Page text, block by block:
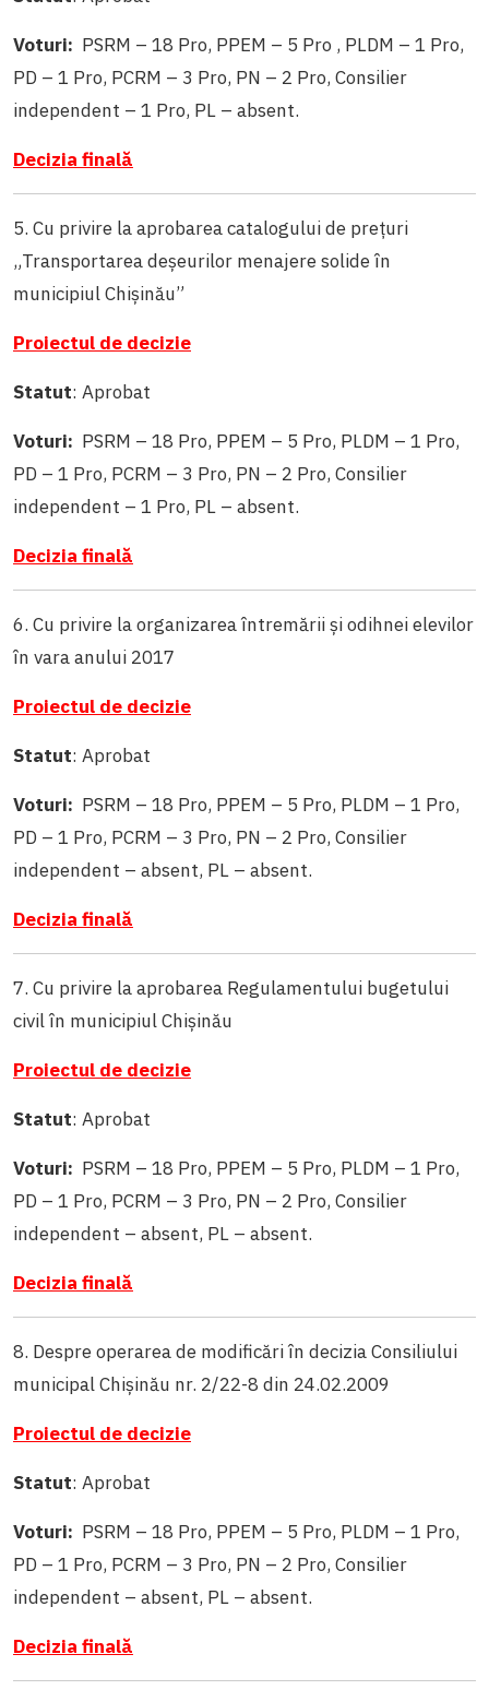
Voturi: PSRM – 18 Pro, PPEM – 5 Pro , PLDM – 1 Pro,
PD – 1 Pro, PCRM – 3 Pro, PN – 2 Pro, Consilier
independent – 1 Pro, PL – absent.
Decizia finală
5. Cu privire la aprobarea catalogului de prețuri
„Transportarea deșeurilor menajere solide în
municipiul Chișinău”
Proiectul de decizie
Statut: Aprobat
Voturi: PSRM – 18 Pro, PPEM – 5 Pro, PLDM – 1 Pro,
PD – 1 Pro, PCRM – 3 Pro, PN – 2 Pro, Consilier
independent – 1 Pro, PL – absent.
Decizia finală
6. Cu privire la organizarea întremării și odihnei elevilor
în vara anului 2017
Proiectul de decizie
Statut: Aprobat
Voturi: PSRM – 18 Pro, PPEM – 5 Pro, PLDM – 1 Pro,
PD – 1 Pro, PCRM – 3 Pro, PN – 2 Pro, Consilier
independent – absent, PL – absent.
Decizia finală
7. Cu privire la aprobarea Regulamentului bugetului
civil în municipiul Chișinău
Proiectul de decizie
Statut: Aprobat
Voturi: PSRM – 18 Pro, PPEM – 5 Pro, PLDM – 1 Pro,
PD – 1 Pro, PCRM – 3 Pro, PN – 2 Pro, Consilier
independent – absent, PL – absent.
Decizia finală
8. Despre operarea de modificări în decizia Consiliului
municipal Chișinău nr. 2/22-8 din 24.02.2009
Proiectul de decizie
Statut: Aprobat
Voturi: PSRM – 18 Pro, PPEM – 5 Pro, PLDM – 1 Pro,
PD – 1 Pro, PCRM – 3 Pro, PN – 2 Pro, Consilier
independent – absent, PL – absent.
Decizia finală